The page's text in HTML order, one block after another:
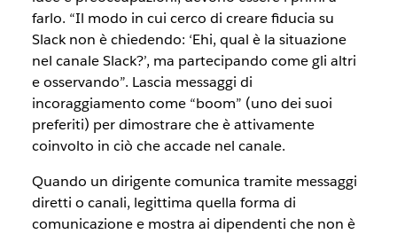
farlo. “Il modo in cui cerco di creare fiducia su
Slack non è chiedendo: ‘Ehi, qual è la situazione
nel canale Slack?’, ma partecipando come gli altri
e osservando”. Lascia messaggi di
incoraggiamento come “boom” (uno dei suoi
preferiti) per dimostrare che è attivamente
coinvolto in ciò che accade nel canale.
Quando un dirigente comunica tramite messaggi
diretti o canali, legittima quella forma di
comunicazione e mostra ai dipendenti che non è